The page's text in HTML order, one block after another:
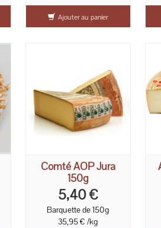
Ajouter au panier
Comté AOP Jura
150g
5,40 €
Barquette de 150g
35,95 € /kg